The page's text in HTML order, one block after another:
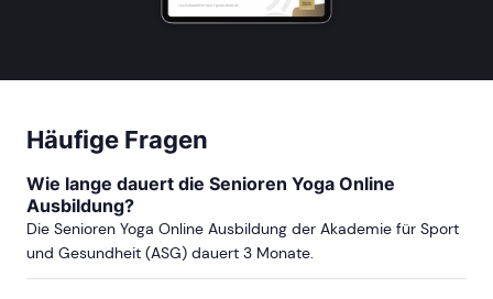
Häufige Fragen
Wie lange dauert die Senioren Yoga Online
Ausbildung?
Die Senioren Yoga Online Ausbildung der Akademie für Sport
und Gesundheit (ASG) dauert 3 Monate.